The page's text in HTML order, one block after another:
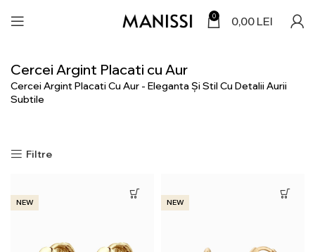
0 0,00 LEI
Cercei Argint Placati cu Aur
Cercei Argint Placati Cu Aur - Eleganta Și Stil Cu Detalii Aurii
Subtile
Filtre
NEW NEW